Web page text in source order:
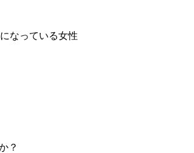
？